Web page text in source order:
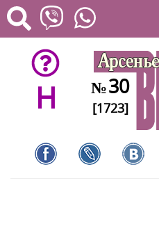
H №30
[1723]